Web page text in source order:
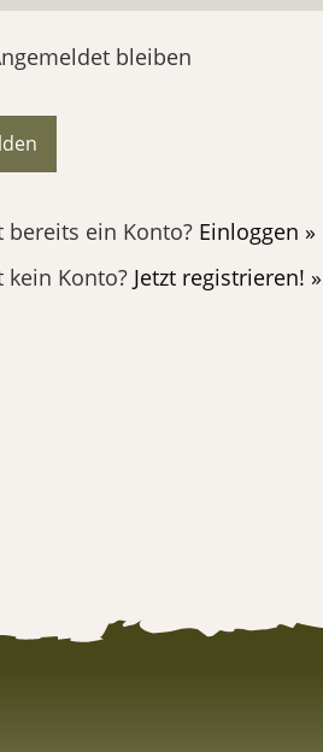
bleiben
bereits ein Konto? Einloggen »
kein Konto? Jetzt registrieren! »